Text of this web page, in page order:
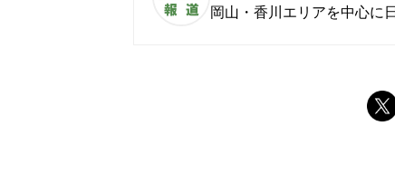
岡山・香川エリアを中心に